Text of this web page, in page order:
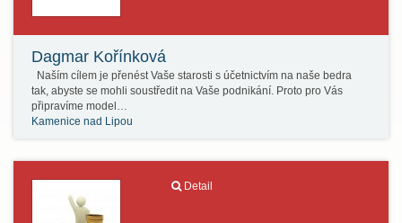
Dagmar Kořínková
Naším cílem je přenést Vaše starosti s účetnictvím na naše bedra
tak, abyste se mohli soustředit na Vaše podnikání. Proto pro Vás
připravíme model…
Kamenice nad Lipou
Detail